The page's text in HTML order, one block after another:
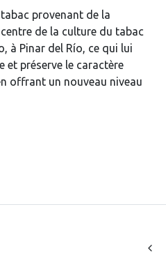
provenant de la
de la culture du tabac
à Pinar del Río, ce qui lui
et préserve le caractère
offrant un nouveau niveau